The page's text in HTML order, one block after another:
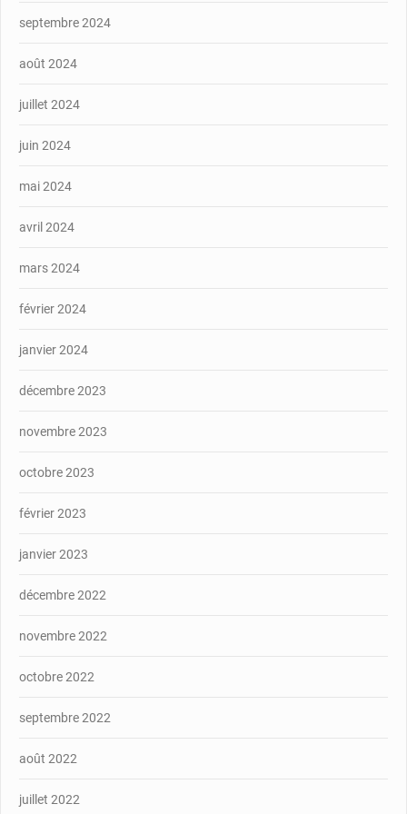
septembre 2024
août 2024
juillet 2024
juin 2024
mai 2024
avril 2024
mars 2024
février 2024
janvier 2024
décembre 2023
novembre 2023
octobre 2023
février 2023
janvier 2023
décembre 2022
novembre 2022
octobre 2022
septembre 2022
août 2022
juillet 2022